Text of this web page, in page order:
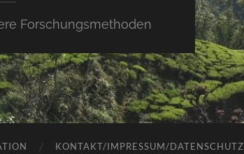
Forschungsmethoden
KONTAKT/IMPRESSUM/DATENSCHUTZ